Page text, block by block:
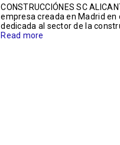
CONSTRUCCIÓNES SC
empresa creada en Madrid en
dedicada al sector de la
Read more